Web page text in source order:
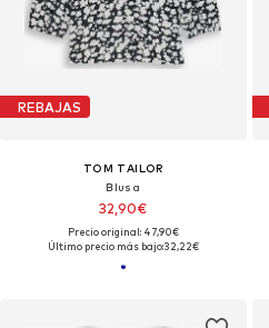
REBAJAS
TOM TAILOR
Blusa
32,90€
Precio original: 47,90€
Último precio más bajo:32,22€